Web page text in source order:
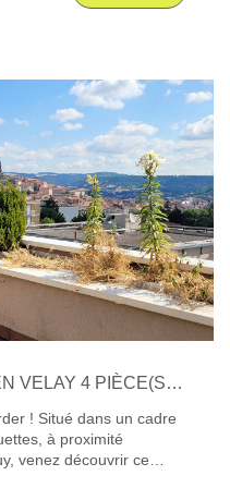
Le coeur de
du soleil en toute
son cachet préservé :
contemporaine créent
élégante. Bien isolé et
un confort remarquable
et parfaitement
et complétée par un
rangement très
quatre grandes
sa propre salle d'eau
fenêtre pouvant être
espace de rangement
ce bien bénéficie
cet appartement ne
il séduira les
de caractère alliant
privilégié en
APPARTEMENT LE PUY EN VELAY 4 PIÈCE(S) 113 M2
! Situé dans un cadre
à proximité
venez découvrir ce